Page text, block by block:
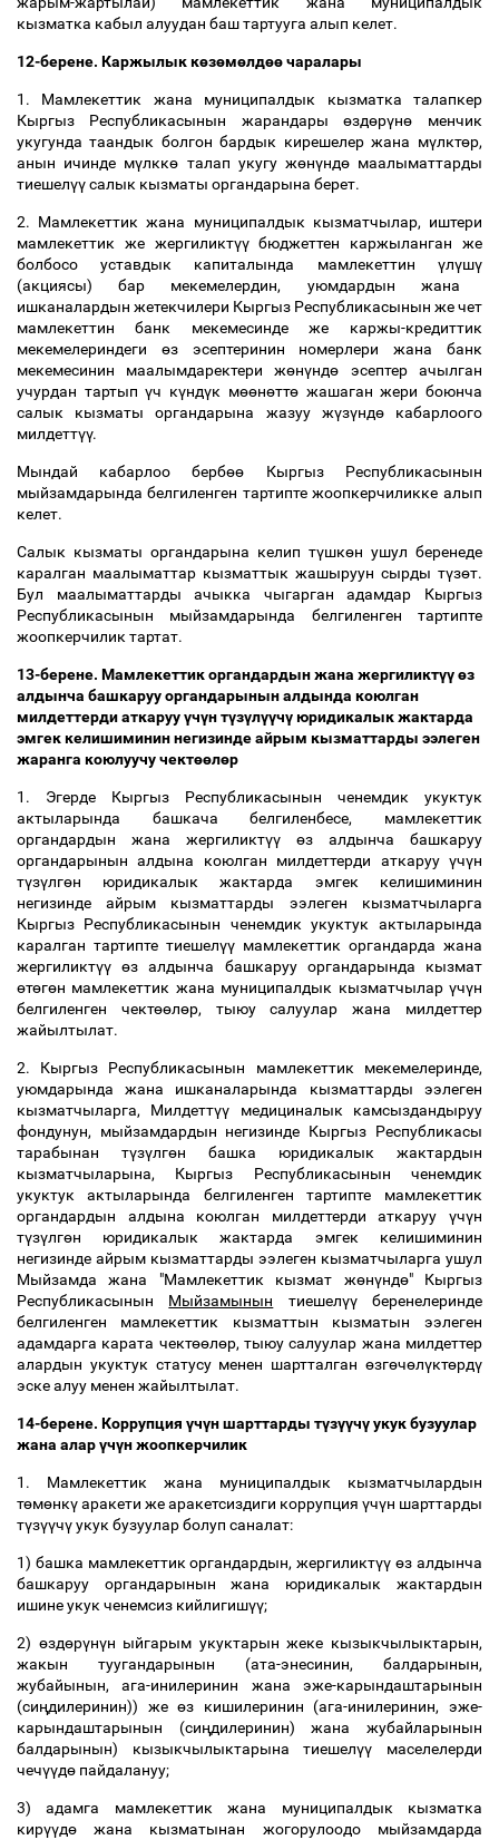
кызматка кабыл алуудан баш тартууга алып келет.
12-берене. Каржылык көзөмөлдөөчаралары
1. Мамлекеттик жана муниципалдык кызматка талапкер
Кыргыз Республикасынын жарандарыөздөрүнө менчик
укугунда таандык болгон бардык кирешелер жана мүлктөр,
анын ичинде мүлккө талап укугу жөнүндөмаалыматтарды
тиешелүүсалык кызматы органдарына берет.
2. Мамлекеттик жана муниципалдык кызматчылар, иштери
мамлекеттик же жергиликтүүбюджеттен каржыланган же
болбосо уставдык капиталында мамлекеттин үлүшү
(акциясы) бар мекемелердин, уюмдардын жана
ишканалардын жетекчилери Кыргыз Республикасынын же чет
мамлекеттин банк мекемесинде же каржы-кредиттик
мекемелериндеги өз эсептеринин номерлери жана банк
мекемесинин маалымдаректери жөнүндө эсептер ачылган
учурдан тартыпүч күндүк мөөнөттөжашаган жери боюнча
салык кызматы органдарына жазуу жүзүндөкабарлоого
милдеттүү.
Мындай кабарлоо бербөө Кыргыз Республикасынын
мыйзамдарында белгиленген тартипте жоопкерчиликке алып
келет.
Салык кызматы органдарына келип түшкөн ушул беренеде
каралган маалыматтар кызматтык жашыруун сырды түзөт.
Бул маалыматтарды ачыкка чыгарган адамдар Кыргыз
Республикасынын мыйзамдарында белгиленген тартипте
жоопкерчилик тартат.
13-берене. Мамлекеттик органдардын жана жергиликтүүөз
алдынча башкаруу органдарынын алдында коюлган
милдеттерди аткарууүчүн түзүлүүчү юридикалык жактарда
эмгек келишиминин негизинде айрым кызматтарды ээлеген
жаранга коюлуучу чектөөлөр
1. Эгерде Кыргыз Республикасынын ченемдик укуктук
актыларында башкача белгиленбесе, мамлекеттик
органдардын жана жергиликтүү өз алдынча башкаруу
органдарынын алдына коюлган милдеттерди аткаруу үчүн
түзүлгөн юридикалык жактарда эмгек келишиминин
негизинде айрым кызматтарды ээлеген кызматчыларга
Кыргыз Республикасынын ченемдик укуктук актыларында
каралган тартипте тиешелүү мамлекеттик органдарда жана
жергиликтүү өз алдынча башкаруу органдарында кызмат
өтөгөн мамлекеттик жана муниципалдык кызматчылар үчүн
белгиленген чектөөлөр, тыюу салуулар жана милдеттер
жайылтылат.
2. Кыргыз Республикасынын мамлекеттик мекемелеринде,
уюмдарында жана ишканаларында кызматтарды ээлеген
кызматчыларга, Милдеттүү медициналык камсыздандыруу
фондунун, мыйзамдардын негизинде Кыргыз Республикасы
тарабынан түзүлгөн башка юридикалык жактардын
кызматчыларына, Кыргыз Республикасынын ченемдик
укуктук актыларында белгиленген тартипте мамлекеттик
органдардын алдына коюлган милдеттерди аткаруу үчүн
түзүлгөн юридикалык жактарда эмгек келишиминин
негизинде айрым кызматтарды ээлеген кызматчыларга ушул
Мыйзамда жана "Мамлекеттик кызмат жөнүндө" Кыргыз
Республикасынын Мыйзамынын тиешелүүберенелеринде
белгиленген мамлекеттик кызматтын кызматын ээлеген
адамдарга карата чектөөлөр, тыюу салуулар жана милдеттер
алардын укуктук статусу менен шартталган өзгөчөлүктөрдү
эске алуу менен жайылтылат.
14-берене. Коррупция үчүн шарттарды түзүүчүукук бузуулар
жана аларүчүн жоопкерчилик
1. Мамлекеттик жана муниципалдык кызматчылардын
төмөнкүаракети же аракетсиздиги коррупция үчүн шарттарды
түзүүчүукук бузуулар болуп саналат:
1) башка мамлекеттик органдардын, жергиликтүү өз алдынча
башкаруу органдарынын жана юридикалык жактардын
ишине укук ченемсиз кийлигишүү;
2) өздөрүнүн ыйгарым укуктарын жеке кызыкчылыктарын,
жакын туугандарынын (ата-энесинин, балдарынын,
жубайынын, ага-инилеринин жана эже-карындаштарынын
(сиңдилеринин)) жеөз кишилеринин (ага-инилеринин, эже-
карындаштарынын (сиңдилеринин) жана жубайларынын
балдарынын) кызыкчылыктарына тиешелүү маселелерди
чечүүдө пайдалануу;
3) адамга мамлекеттик жана муниципалдык кызматка
кирүүдө жана кызматынан жогорулоодо мыйзамдарда